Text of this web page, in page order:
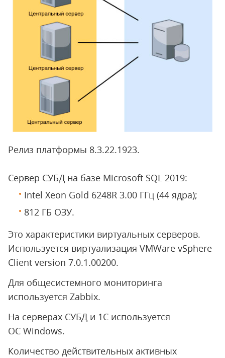
Релиз платформы 8.3.22.1923.
Сервер СУБД на базе Microsoft SQL 2019:
Intel Xeon Gold 6248R 3.00 ГГц (44 ядра);
812 ГБ ОЗУ.
Это характеристики виртуальных серверов.
Используется виртуализация VMWare vSphere
Client version 7.0.1.00200.
Для общесистемного мониторинга
используется Zabbix.
На серверах СУБД и 1С используется
ОС Windows.
Количество действительных активных